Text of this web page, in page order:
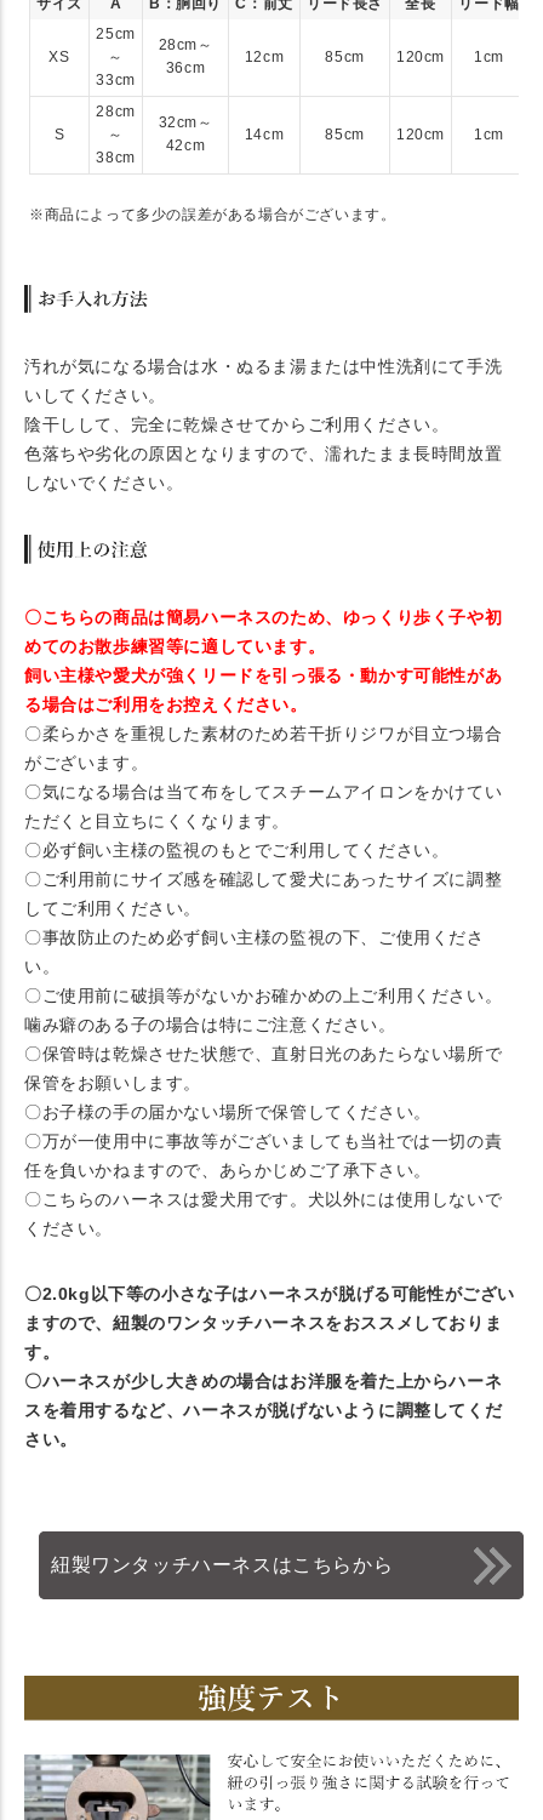
XS
25cm
～
33cm
28cm～
36cm
12cm 85cm 120cm 1cm
S
28cm
～
38cm
32cm～
42cm
14cm 85cm 120cm 1cm
※商品によって多少の誤差がある場合がございます。
汚れが気になる場合は水・ぬるま湯または中性洗剤にて手洗
いしてください。
陰干しして、完全に乾燥させてからご利用ください。
色落ちや劣化の原因となりますので、濡れたまま長時間放置
しないでください。
〇こちらの商品は簡易ハーネスのため、ゆっくり歩く子や初
めてのお散歩練習等に適しています。
飼い主様や愛犬が強くリードを引っ張る・動かす可能性があ
る場合はご利用をお控えください。
〇柔らかさを重視した素材のため若干折りジワが目立つ場合
がございます。
〇気になる場合は当て布をしてスチームアイロンをかけてい
ただくと目立ちにくくなります。
〇必ず飼い主様の監視のもとでご利用してください。
〇ご利用前にサイズ感を確認して愛犬にあったサイズに調整
してご利用ください。
〇事故防止のため必ず飼い主様の監視の下、ご使用くださ
い。
〇ご使用前に破損等がないかお確かめの上ご利用ください。
噛み癖のある子の場合は特にご注意ください。
〇保管時は乾燥させた状態で、直射日光のあたらない場所で
保管をお願いします。
〇お子様の手の届かない場所で保管してください。
〇万が一使用中に事故等がございましても当社では一切の責
任を負いかねますので、あらかじめご了承下さい。
〇こちらのハーネスは愛犬用です。犬以外には使用しないで
ください。
〇2.0kg以下等の小さな子はハーネスが脱げる可能性がござい
ますので、紐製のワンタッチハーネスをおススメしておりま
す。
〇ハーネスが少し大きめの場合はお洋服を着た上からハーネ
スを着用するなど、ハーネスが脱げないように調整してくだ
さい。
紐製ワンタッチハーネスはこちらから